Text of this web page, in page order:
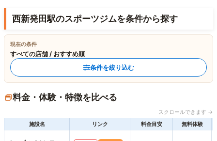
西新発田駅のスポーツジムを条件から探す
現在の条件
すべての店舗 / おすすめ順
条件を絞り込む
料金・体験・特徴を比べる
スクロールできます →
施設名
リンク 料金目安 無料体験